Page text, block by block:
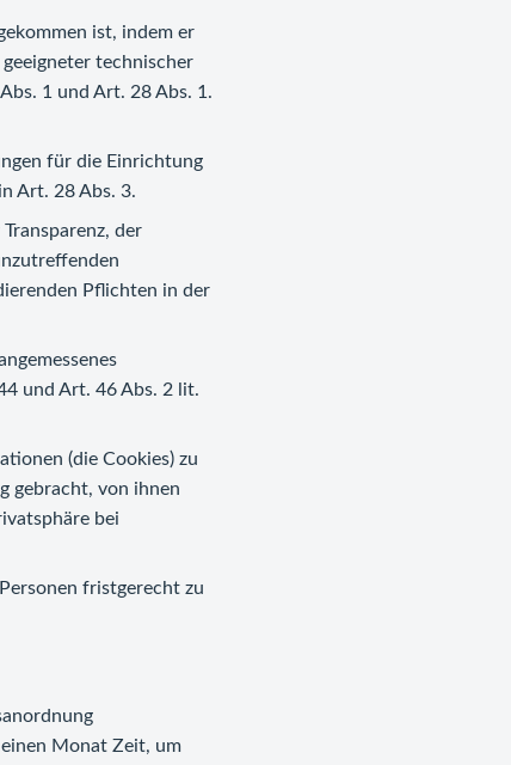
ist, indem er
technischer
1 und Art. 28 Abs. 1.
für die Einrichtung
Art. 28 Abs. 3.
der
Pflichten in der
und Art. 46 Abs. 2 lit.
(die Cookies) zu
gebracht, von ihnen
bei
fristgerecht zu
Monat Zeit, um